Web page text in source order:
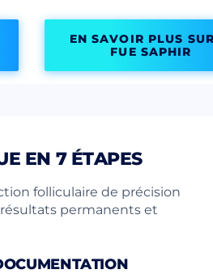
EN SAVOIR PLUS
FUE SAPHIR
EN 7 ÉTAPES
folliculaire de précision
permanents et